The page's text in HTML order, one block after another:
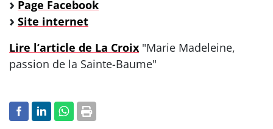
Page Facebook
Site internet
Lire l’article de La Croix "Marie Madeleine,
passion de la Sainte-Baume"